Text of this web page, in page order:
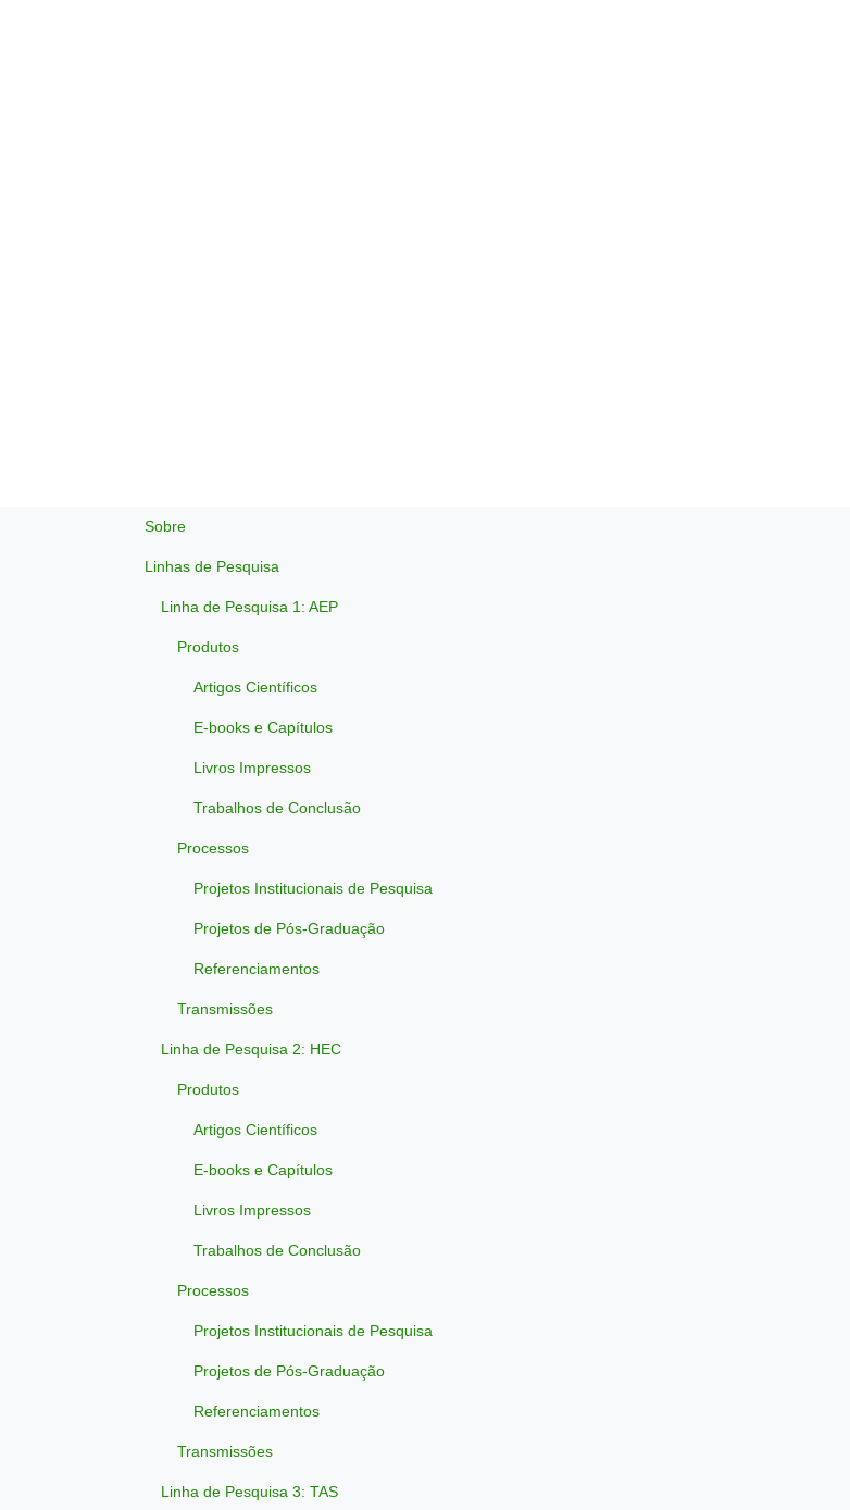
Sobre
Linhas de Pesquisa
Linha de Pesquisa 1: AEP
Produtos
Artigos Científicos
E-books e Capítulos
Livros Impressos
Trabalhos de Conclusão
Processos
Projetos Institucionais de Pesquisa
Projetos de Pós-Graduação
Referenciamentos
Transmissões
Linha de Pesquisa 2: HEC
Produtos
Artigos Científicos
E-books e Capítulos
Livros Impressos
Trabalhos de Conclusão
Processos
Projetos Institucionais de Pesquisa
Projetos de Pós-Graduação
Referenciamentos
Transmissões
Linha de Pesquisa 3: TAS